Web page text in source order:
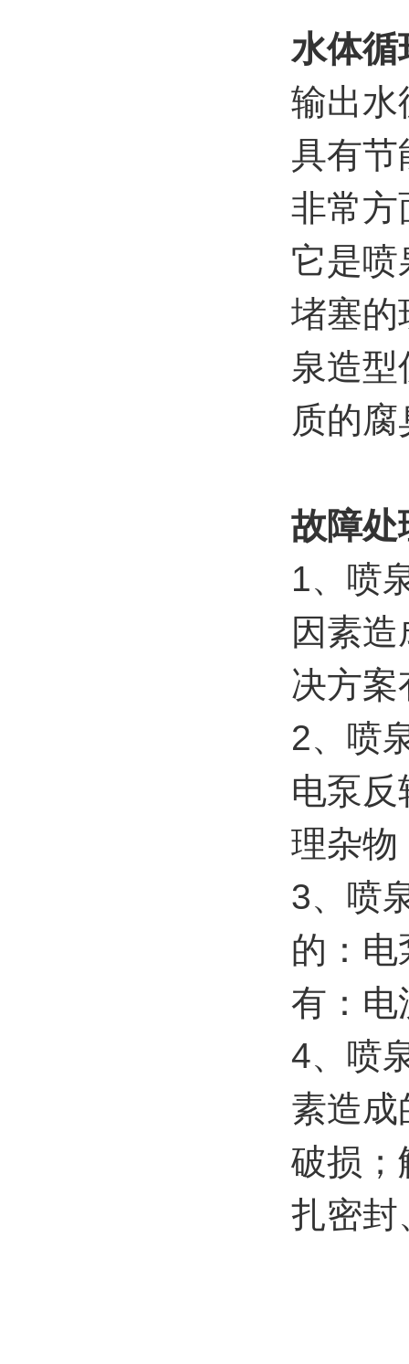
水体循
输出水
具有节
非常方
它是喷
堵塞的
泉造
质的
故障处
1、喷
因素
决方
2、喷
电泵
理杂物
3、喷
的：
有：电
4、喷
素造成
破损；
扎密封